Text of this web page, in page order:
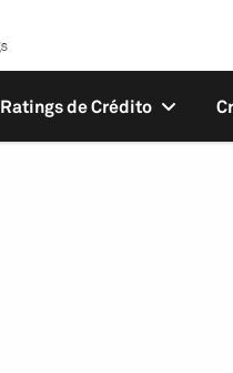
Ratings de Crédito